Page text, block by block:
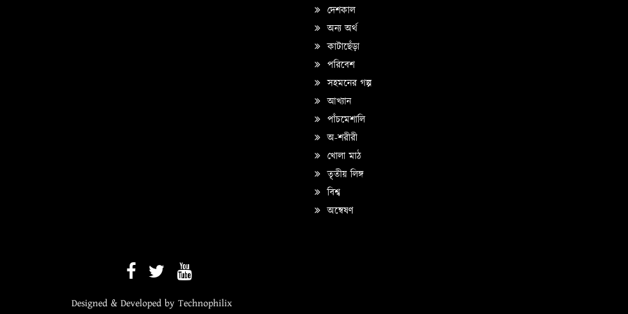
দেশকাল
অন্য অর্থ
কাটাছেঁড়া
পরিবেশ
সহমনের গল্প
আখ্যান
পাঁচমেশালি
অ-শরীরী
খোলা মাঠ
তৃতীয় লিঙ্গ
বিশ্ব
অন্বেষণ
Designed & Developed by Technophilix